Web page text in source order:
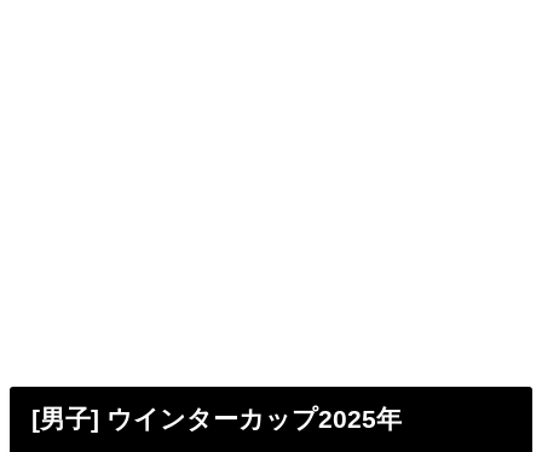
[男子] ウインターカップ2025年